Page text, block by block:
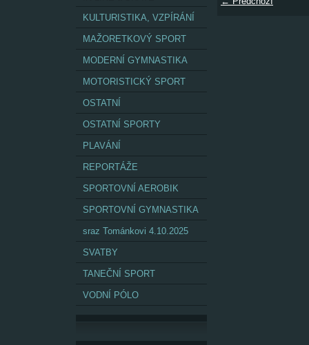
KULTURISTIKA, VZPÍRÁNÍ
MAŽORETKOVÝ SPORT
MODERNÍ GYMNASTIKA
MOTORISTICKÝ SPORT
OSTATNÍ
OSTATNÍ SPORTY
PLAVÁNÍ
REPORTÁŽE
SPORTOVNÍ AEROBIK
SPORTOVNÍ GYMNASTIKA
sraz Tománkovi 4.10.2025
SVATBY
TANEČNÍ SPORT
VODNÍ PÓLO